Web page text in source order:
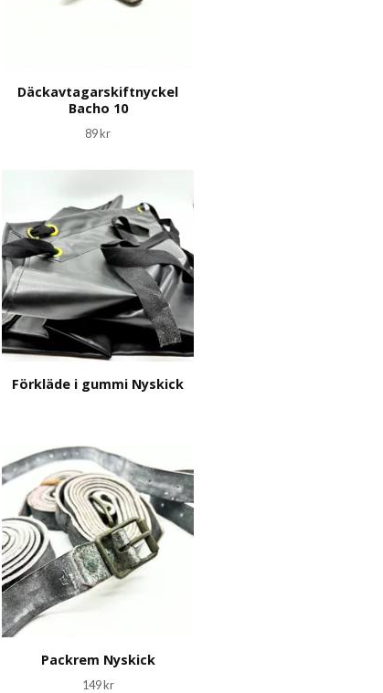
Däckavtagarskiftnyckel
Bacho 10
89 kr
Förkläde i gummi Nyskick
Packrem Nyskick
149 kr